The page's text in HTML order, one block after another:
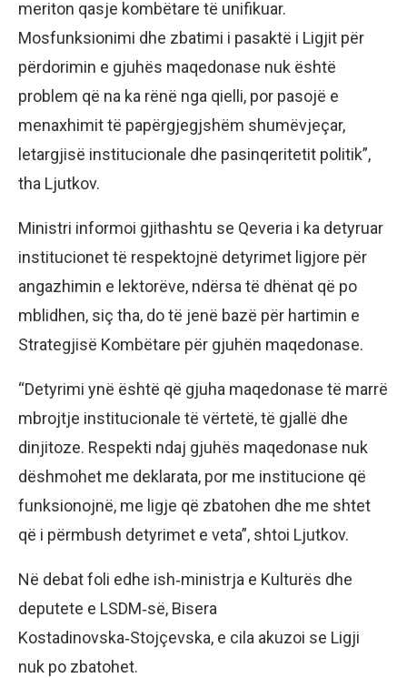
meriton qasje kombëtare të unifikuar.
Mosfunksionimi dhe zbatimi i pasaktë i Ligjit për
përdorimin e gjuhës maqedonase nuk është
problem që na ka rënë nga qielli, por pasojë e
menaxhimit të papërgjegjshëm shumëvjeçar,
letargjisë institucionale dhe pasinqeritetit politik”,
tha Ljutkov.
Ministri informoi gjithashtu se Qeveria i ka detyruar
institucionet të respektojnë detyrimet ligjore për
angazhimin e lektorëve, ndërsa të dhënat që po
mblidhen, siç tha, do të jenë bazë për hartimin e
Strategjisë Kombëtare për gjuhën maqedonase.
“Detyrimi ynë është që gjuha maqedonase të marrë
mbrojtje institucionale të vërtetë, të gjallë dhe
dinjitoze. Respekti ndaj gjuhës maqedonase nuk
dëshmohet me deklarata, por me institucione që
funksionojnë, me ligje që zbatohen dhe me shtet
që i përmbush detyrimet e veta”, shtoi Ljutkov.
Në debat foli edhe ish‑ministrja e Kulturës dhe
deputete e LSDM‑së, Bisera
Kostadinovska‑Stojçevska, e cila akuzoi se Ligji
nuk po zbatohet.